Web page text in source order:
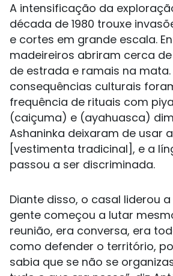
A intensificação da
década de 1980 trouxe
e cortes em grande escala.
madeireiros abriram cerca
de estrada e ramais na mata.
consequências culturais
frequência de rituais com
(caiçuma) e (ayahuasca)
Ashaninka deixaram de usar
[vestimenta tradicinal], e a
passou a ser discriminada.
Diante disso, o casal liderou a
gente começou a lutar
reunião, era conversa, era
como defender o território,
sabia que se não se